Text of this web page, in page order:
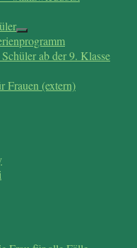
ab der 9. Klasse
Frauen (extern)